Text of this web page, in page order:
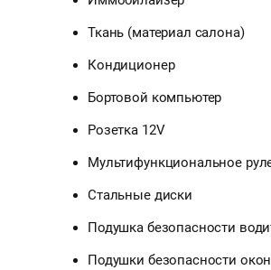
Ткань (материал салона)
Кондиционер
Бортовой компьютер
Розетка 12V
Мультифункциональное
Стальные диски
Подушка безопасности
Подушки безопасности